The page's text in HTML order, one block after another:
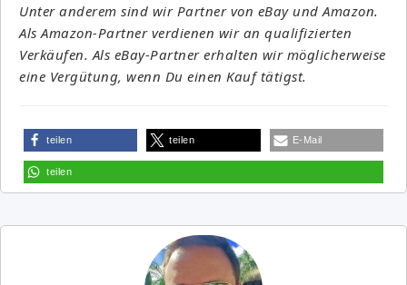
Unter anderem sind wir Partner von eBay und Amazon.
Als Amazon-Partner verdienen wir an qualifizierten
Verkäufen. Als eBay-Partner erhalten wir möglicherweise
eine Vergütung, wenn Du einen Kauf tätigst.
teilen teilen E-Mail
teilen